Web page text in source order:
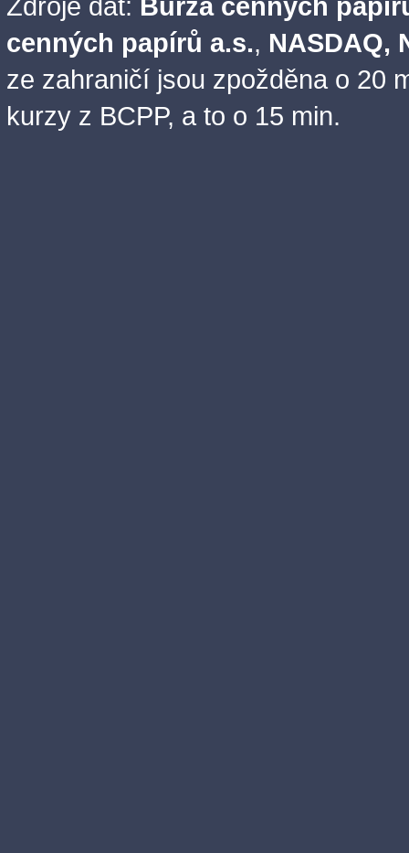
Zdroje dat: Burza cenných
cenných papírů a.s., NASDAQ,
ze zahraničí jsou zpožděna o 20
kurzy z BCPP, a to o 15 min.